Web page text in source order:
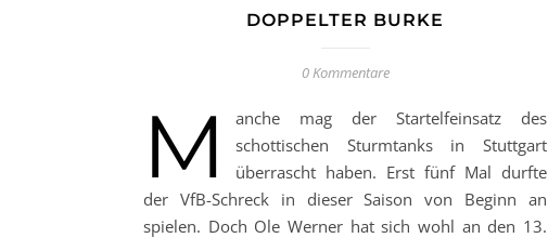
DOPPELTER BURKE
0 Kommentare
M
anche mag der Startelfeinsatz des
schottischen Sturmtanks in Stuttgart
überrascht haben. Erst fünf Mal durfte
der VfB-Schreck in dieser Saison von Beginn an
spielen. Doch Ole Werner hat sich wohl an den 13.